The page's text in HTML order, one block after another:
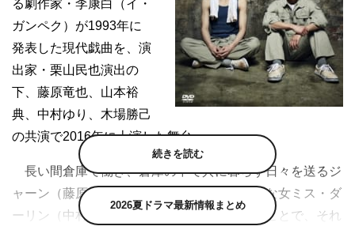
る劇作家・李康白（イ・
ガンペク）が1993年に
発表した現代戯曲を、演
出家・栗山民也演出の
下、藤原竜也、山本裕
典、中村ゆり、木場勝己
の共演で2016年に上演した舞台。
長い間倉庫で働き、倉庫の中で共に暮らす日々を送るジ
ャーン（藤原）とキーム（山本）の前に妖艶な女ミス・ダ
ーリン（中村）と彼女の父（木場）が現れることで、それ
続きを読む
2026夏ドラマ最新情報まとめ